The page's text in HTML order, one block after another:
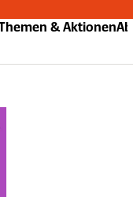
& AktionenAbo